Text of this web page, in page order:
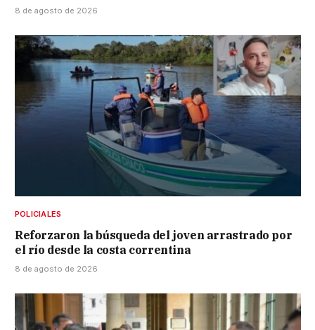
8 de agosto de 2026
POLICIALES
Reforzaron la búsqueda del joven arrastrado por
el río desde la costa correntina
8 de agosto de 2026